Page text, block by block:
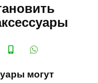
могут